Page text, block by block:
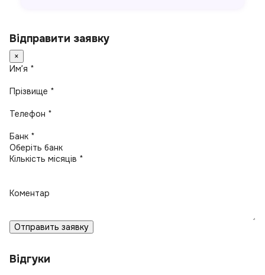
Відправити заявку
×
Имʼя *
Прізвище *
Телефон *
Банк *
Кількість місяців *
Коментар
Отправить заявку
Відгуки